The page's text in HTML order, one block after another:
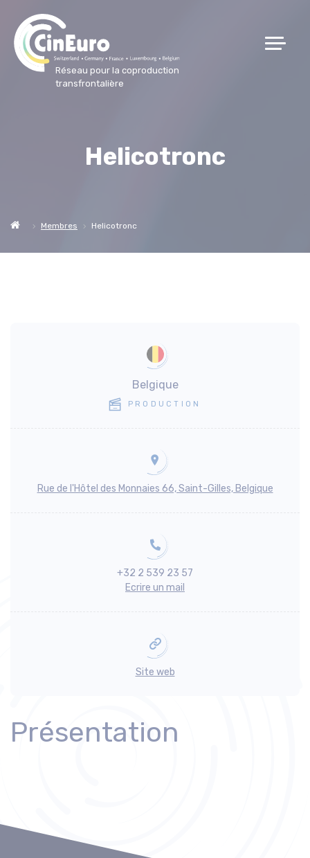
Réseau pour la coproduction
transfrontalière
Helicotronc
Membres Helicotronc
Belgique
PRODUCTION
Rue de l'Hôtel des Monnaies 66, Saint-Gilles, Belgique
+32 2 539 23 57
Ecrire un mail
Site web
Présentation